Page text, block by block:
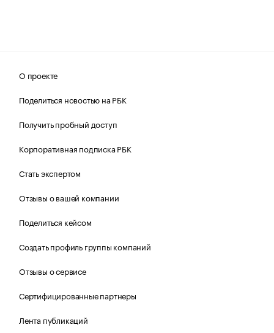
О проекте
Поделиться новостью на РБК
Получить пробный доступ
Корпоративная подписка РБК
Стать экспертом
Отзывы о вашей компании
Поделиться кейсом
Создать профиль группы компаний
Отзывы о сервисе
Сертифицированные партнеры
Лента публикаций